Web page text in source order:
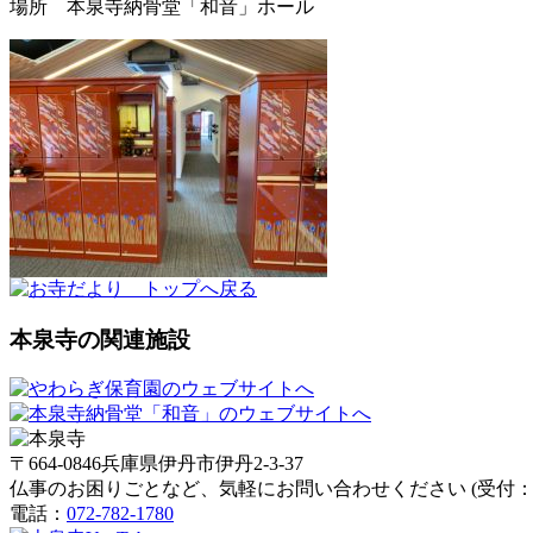
場所 本泉寺納骨堂「和音」ホール
本泉寺の関連施設
〒664-0846兵庫県伊丹市伊丹2-3-37
仏事のお困りごとなど、気軽にお問い合わせください (受付
電話： 072-782-1780